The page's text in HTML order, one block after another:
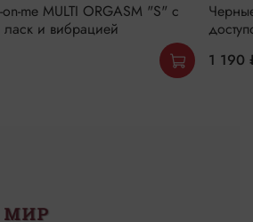
me MULTI ORGASM "S" с
и вибрацией
1 190